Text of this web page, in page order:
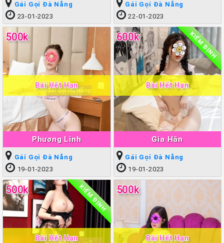
Gái Gọi Đà Nẵng
23-01-2023
Gái Gọi Đà Nẵng
22-01-2023
Phương Linh
500k
Bài Hết Hạn
Gái Gọi Đà Nẵng
19-01-2023
Gia Hân
600k KIỂM ĐỊNH
Bài Hết Hạn
Gái Gọi Đà Nẵng
19-01-2023
500k KIỂM ĐỊNH
Bài Hết Hạn
500k
Bài Hết Hạn